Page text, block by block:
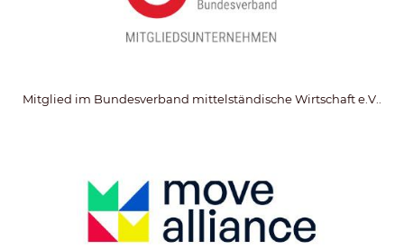
Mitglied im Bundesverband mittelständische Wirtschaft e.V..